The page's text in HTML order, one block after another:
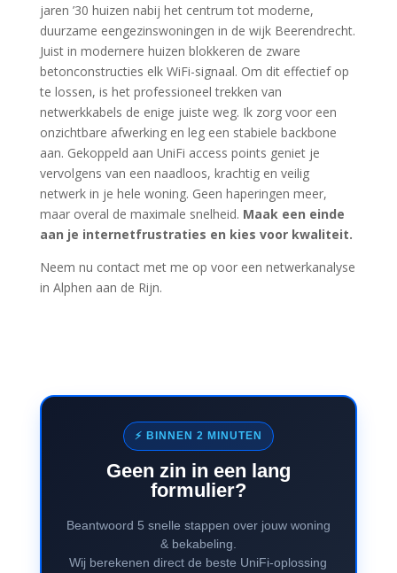
jaren ’30 huizen nabij het centrum tot moderne,
duurzame eengezinswoningen in de wijk Beerendrecht.
Juist in modernere huizen blokkeren de zware
betonconstructies elk WiFi-signaal. Om dit effectief op
te lossen, is het professioneel trekken van
netwerkkabels de enige juiste weg. Ik zorg voor een
onzichtbare afwerking en leg een stabiele backbone
aan. Gekoppeld aan UniFi access points geniet je
vervolgens van een naadloos, krachtig en veilig
netwerk in je hele woning. Geen haperingen meer,
maar overal de maximale snelheid. Maak een einde
aan je internetfrustraties en kies voor kwaliteit.
Neem nu contact met me op voor een netwerkanalyse
in Alphen aan de Rijn.
⚡ BINNEN 2 MINUTEN
Geen zin in een lang
formulier?
Beantwoord 5 snelle stappen over jouw woning
& bekabeling.
Wij berekenen direct de beste UniFi-oplossing